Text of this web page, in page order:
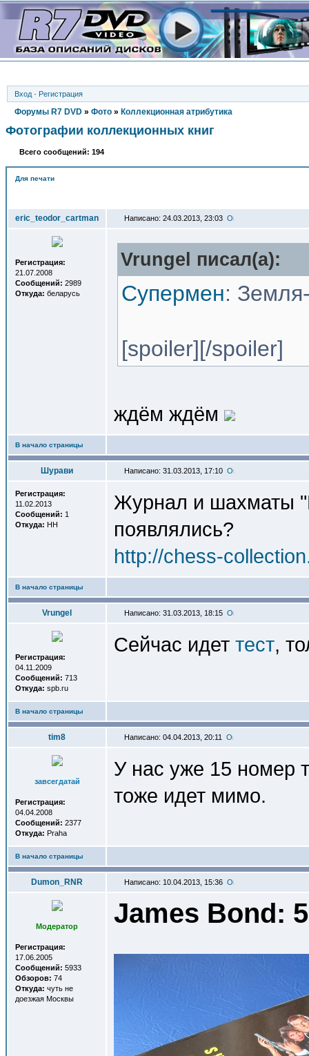
Вход · Регистрация
Форумы R7 DVD » Фото » Коллекционная атрибутика
Фотографии коллекционных книг
Всего сообщений: 194
Для печати
eric_teodor_cartman Написано: 24.03.2013, 23:03
Регистрация:
21.07.2008
Сообщений: 2989
Откуда: беларусь
Vrungel писал(a):
Супермен:
[spoiler][/spoiler]
ждём ждём
В начало страницы
Шурави Написано: 31.03.2013, 17:10
Регистрация:
11.02.2013
Сообщений: 1
Откуда: НН
Журнал и шахматы
появлялись?
http://chess-
В начало страницы
Vrungel Написано: 31.03.2013, 18:15
Регистрация:
04.11.2009
Сообщений: 713
Откуда: spb.ru
Сейчас идет тест,
В начало страницы
tim8 Написано: 04.04.2013, 20:11
завсегдатай
Регистрация:
04.04.2008
Сообщений: 2377
Откуда: Praha
У нас уже 15 номер
тоже идет мимо.
В начало страницы
Dumon_RNR Написано: 10.04.2013, 15:36
Модератор
Регистрация:
17.06.2005
Сообщений: 5933
Обзоров: 74
Откуда: чуть не
доезжая Москвы
James Bond: